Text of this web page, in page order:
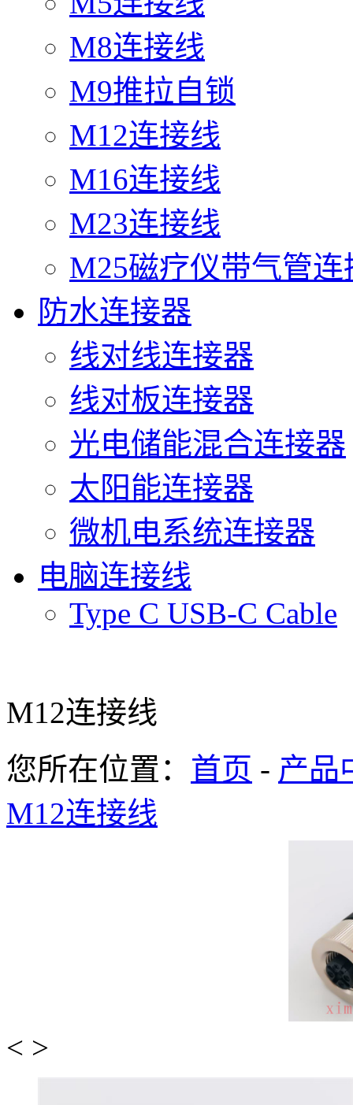
M8连接线
M9推拉自锁
M12连接线
M16连接线
M23连接线
M25磁疗仪带气管连
防水连接器
线对线连接器
线对板连接器
光电储能混合连接器
太阳能连接器
微机电系统连接器
电脑连接线
Type C USB-C Cable
M12连接线
您所在位置： 首页 - 产品
M12连接线
< >